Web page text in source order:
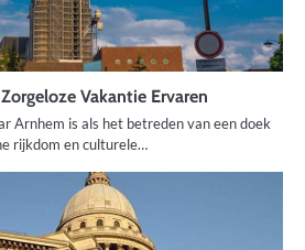
Vakantie Ervaren
Arnhem is als het betreden van een doek
rijkdom en culturele…